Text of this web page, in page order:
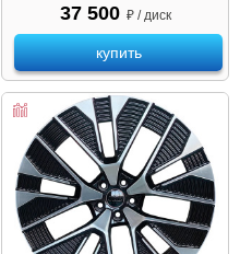
37 500 ₽ / диск
купить